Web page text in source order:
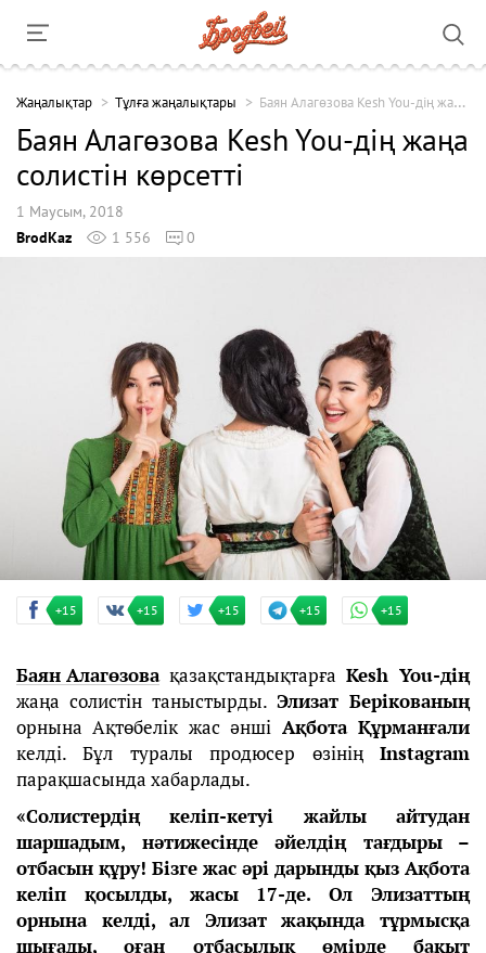
Жаңалықтар Тұлға жаңалықтары Баян Алагөзова Kesh You-дің жаңа солистін көрсетті
Баян Алагөзова Kesh You-дің жаңа
солистін көрсетті
1 Маусым, 2018
BrodKaz
1 556 0
+15 +15 +15 +15 +15
Баян Алагөзовақазақстандықтарға Kesh You-дің
жаңа солистін таныстырды. Элизат Берікованың
орнына Ақтөбелік жас әнші Ақбота Құрманғали
келді. Бұл туралы продюсер өзінің Instagram
парақшасында хабарлады.
«Солистердің келіп-кетуі жайлы айтудан
шаршадым, нәтижесінде әйелдің тағдыры –
отбасын құру! Бізге жас әрі дарынды қыз Ақбота
келіп қосылды, жасы 17-де. Ол Элизаттың
орнына келді, ал Элизат жақында тұрмысқа
шығады, оған отбасылық өмірде бақыт